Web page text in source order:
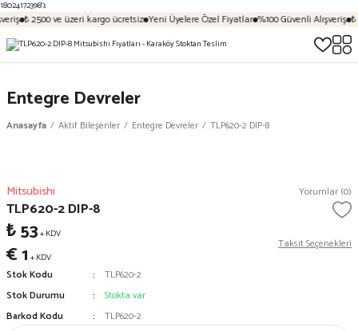
18024172398');
₺ 2500 ve üzeri kargo ücretsiz Yeni Üyelere Özel Fiyatlar %100 Güvenli Alışveriş ₺
Entegre Devreler
Anasayfa Aktif Bileşenler Entegre Devreler TLP620-2 DIP-8
Mitsubishi Yorumlar (0)
TLP620-2 DIP-8
₺ 53+ KDV
€ 1 + KDV
Taksit Seçenekleri
Stok Kodu
TLP620-2
Stok Durumu
Stokta var
Barkod Kodu
TLP620-2